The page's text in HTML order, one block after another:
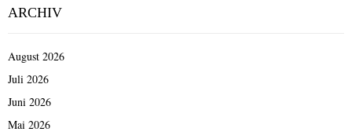
ARCHIV
August 2026
Juli 2026
Juni 2026
Mai 2026